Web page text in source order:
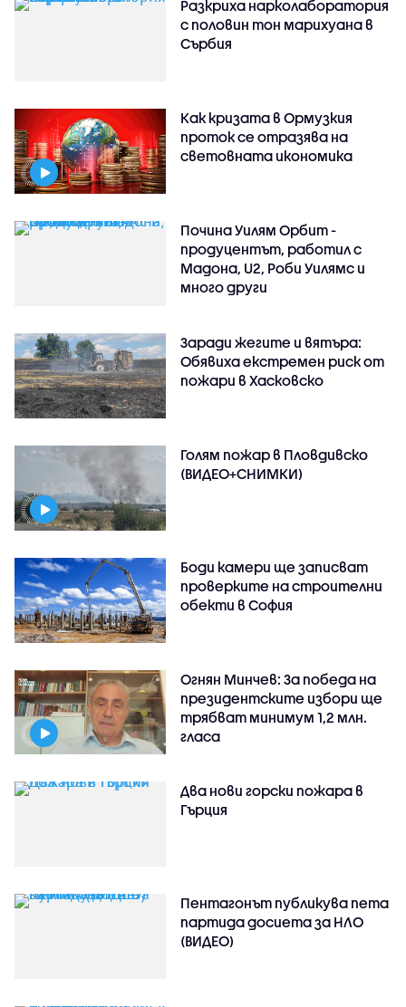
Разкриха нарколаборатория
с половин тон марихуана в
Сърбия
Как кризата в Ормузкия
проток се отразява на
световната икономика
Почина Уилям Орбит -
продуцентът, работил с
Мадона, U2, Роби Уилямс и
много други
Заради жегите и вятъра:
Обявиха екстремен риск от
пожари в Хасковско
Голям пожар в Пловдивско
(ВИДЕО+СНИМКИ)
Боди камери ще записват
проверките на строителни
обекти в София
Огнян Минчев: За победа на
президентските избори ще
трябват минимум 1,2 млн.
гласа
Два нови горски пожара в
Гърция
Пентагонът публикува пета
партида досиета за НЛО
(ВИДЕО)